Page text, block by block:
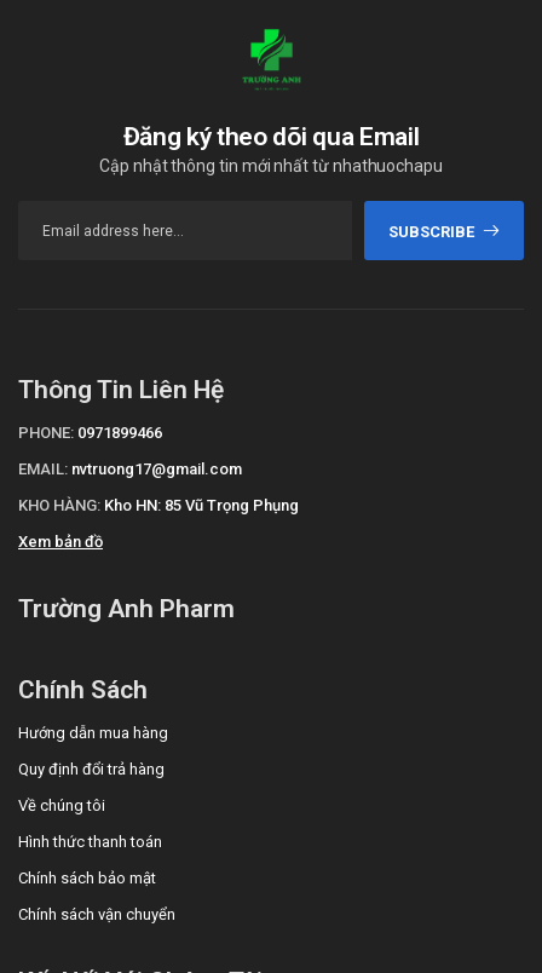
Đăng ký theo dõi qua Email
Cập nhật thông tin mới nhất từ nhathuochapu
SUBSCRIBE
Thông Tin Liên Hệ
PHONE: 0971899466
EMAIL: nvtruong17@gmail.com
KHO HÀNG: Kho HN: 85 Vũ Trọng Phụng
Xem bản đồ
Trường Anh Pharm
Chính Sách
Hướng dẫn mua hàng
Quy định đổi trả hàng
Về chúng tôi
Hình thức thanh toán
Chính sách bảo mật
Chính sách vận chuyển